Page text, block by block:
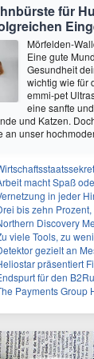
für
Mörfelden-
Eine gute
Gesundheit
wichtig wie für
emmi-pet
eine sanfte
und Katzen.
an unser
Thomas
macht Spaß
in jeder Hinsicht
bis zehn Prozent, so viel
Discovery Metals gibt die
viele Tools, zu wenig Überblick?
gezielt an
präsentiert Finanz- und Betriebsergebnis für
für den B2Run
Payments Group Holding